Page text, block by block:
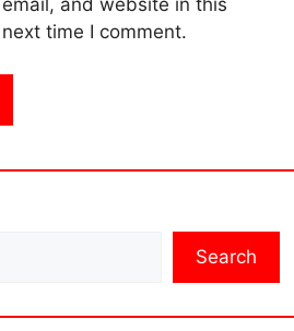
and website in this
time I comment.
Search